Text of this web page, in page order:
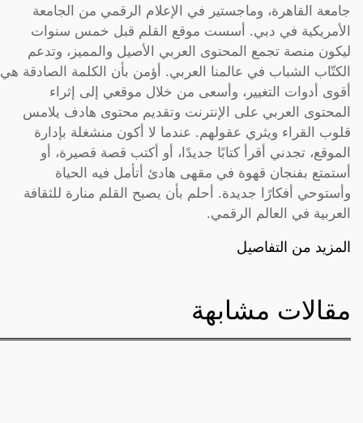
جامعة القاهرة، وماجستير في الإعلام الرقمي من الجامعة
الأمريكية في دبي. أسست موقع القلم قبل خمس سنوات
ليكون منصة تجمع المحتوى العربي الأصيل والمميز، وتدعم
الكتّاب الشباب في عالمنا العربي. أؤمن بأن الكلمة الصادقة هي
أقوى أدوات التغيير، وأسعى من خلال موقعي إلى إثراء
المحتوى العربي على الإنترنت وتقديم محتوى هادف يلامس
قلوب القراء ويثري عقولهم. عندما لا أكون منشغلة بإدارة
الموقع، تجدني أقرأ كتابًا جديدًا، أو أكتب قصة قصيرة، أو
أستمتع بفنجان قهوة في مقهى هادئ أتأمل فيه الحياة
وأستوحي أفكارًا جديدة. أحلم بأن يصبح القلم منارة للثقافة
العربية في العالم الرقمي.
المزيد من التفاصيل
مقالات مشابهة